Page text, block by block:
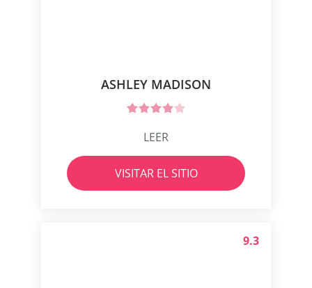
ASHLEY MADISON
LEER
VISITAR EL SITIO
9.3